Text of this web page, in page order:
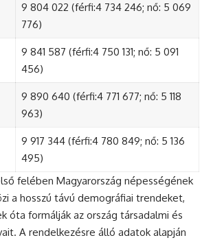
9 804 022 (férfi:4 734 246; nő: 5 069
776)
9 841 587 (férfi:4 750 131; nő: 5 091
456)
9 890 640 (férfi:4 771 677; nő: 5 118
963)
9 917 344 (férfi:4 780 849; nő: 5 136
495)
felében Magyarország népességének
a hosszú távú demográfiai trendeket,
óta formálják az ország társadalmi és
A rendelkezésre álló adatok alapján